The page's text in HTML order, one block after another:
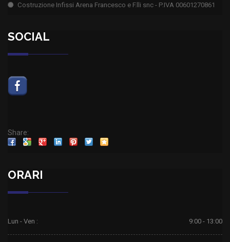
Costruzione Infissi Arena Francesco e F.lli snc - P.IVA 00601270861
SOCIAL
Share:
ORARI
Lun - Ven : 9:00 - 13:00